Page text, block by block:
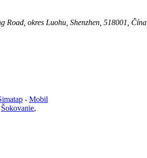
Road, okres Luohu, Shenzhen, 518001, Čína
- Mobil
Šokovanie,